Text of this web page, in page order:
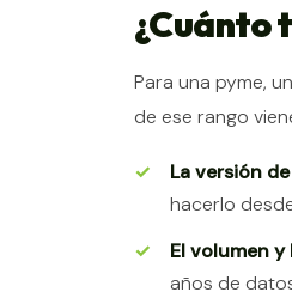
¿Cuánto
Para una pyme,
de ese rango
La versión
hacerlo
El volumen
años de